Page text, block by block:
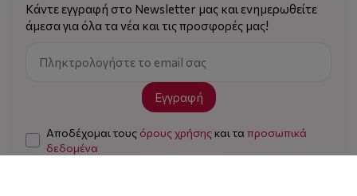
Κάντε εγγραφή στο Newsletter μας και ενημερωθείτε
άμεσα για όλα τα νέα και τις προσφορές μας!
Εγγραφή
Αποδέχομαι τους όρους χρήσηςκαι τα προσωπικά
δεδομένα